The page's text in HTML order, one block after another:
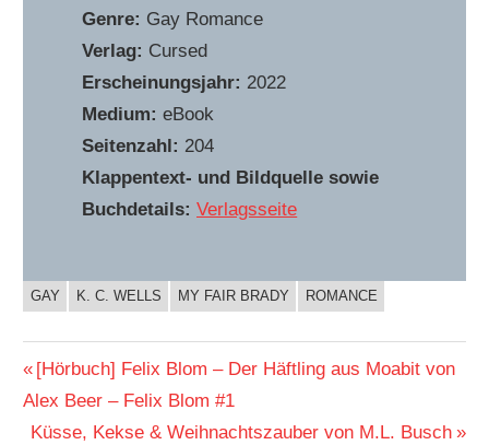
Genre: Gay Romance
Verlag: Cursed
Erscheinungsjahr: 2022
Medium: eBook
Seitenzahl: 204
Klappentext- und Bildquelle sowie
Buchdetails: Verlagsseite
BUCHIGES
GAY K. C. WELLS MY FAIR BRADY ROMANCE
Beitragsnavigation
Vorheriger
Beitrag:
[Hörbuch] Felix Blom – Der Häftling aus Moabit von
Alex Beer – Felix Blom #1
Nächster
Küsse, Kekse & Weihnachtszauber von M.L. Busch